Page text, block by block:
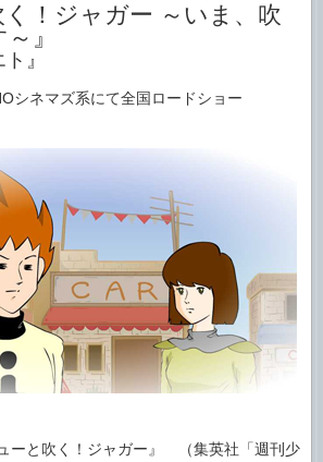
く！ジャガー ～いま、吹
』
』
シネマズ系にて全国ロードショー
と吹く！ジャガー』 （集英社「週刊少